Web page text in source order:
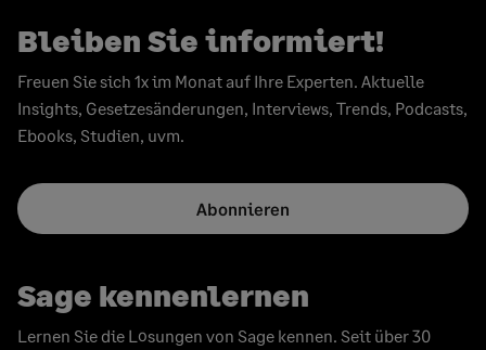
Bleiben Sie informiert!
Freuen Sie sich 1x im Monat auf Ihre Experten. Aktuelle
Insights, Gesetzesänderungen, Interviews, Trends, Podcasts,
Ebooks, Studien, uvm.
Abonnieren
Sage kennenlernen
Lernen Sie die Lösungen von Sage kennen. Seit über 30